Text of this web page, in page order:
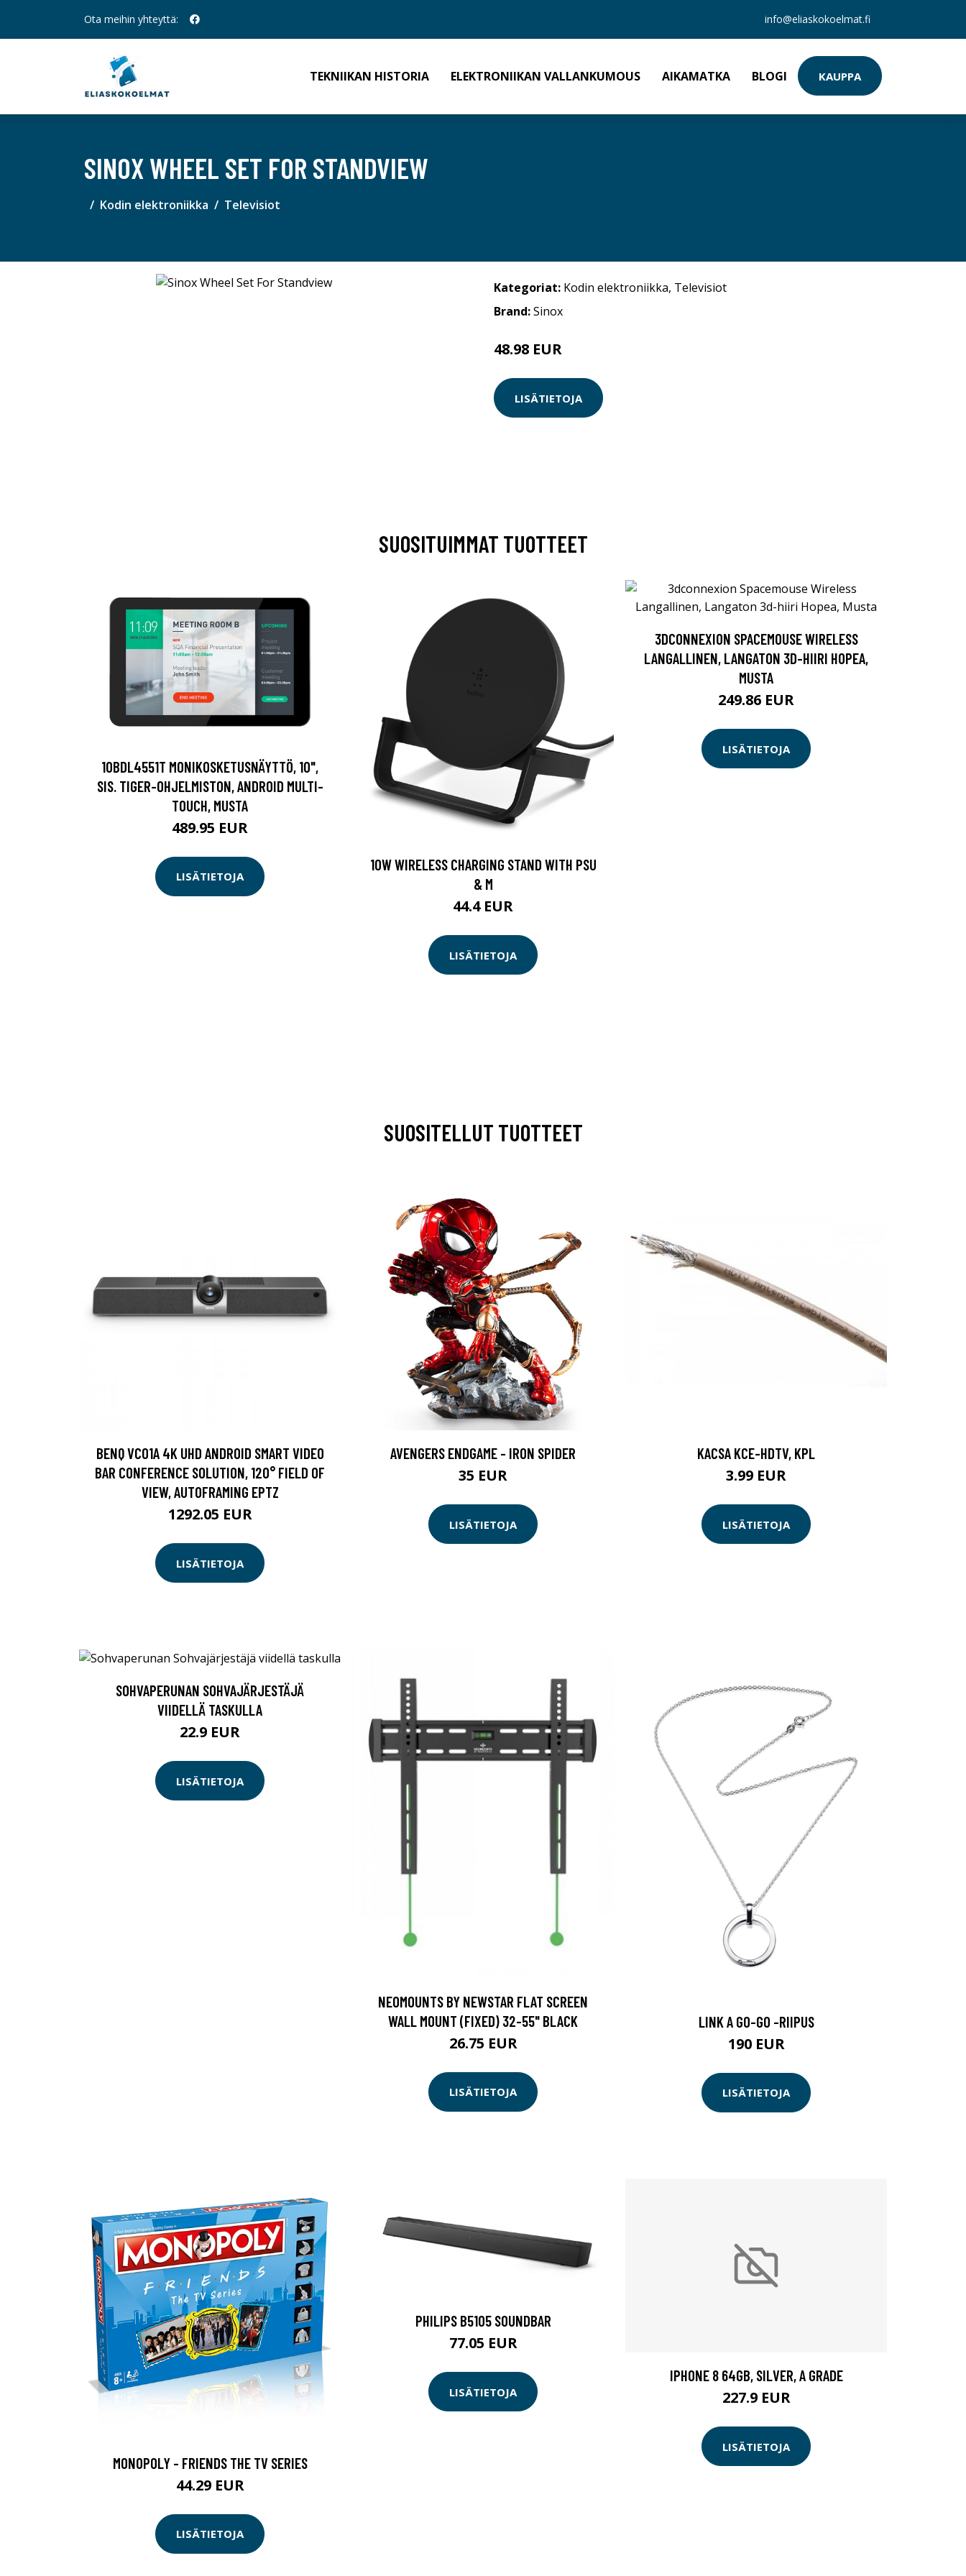
Ota meihin yhteyttä: info@eliaskokoelmat.fi
TEKNIIKAN HISTORIA ELEKTRONIIKAN VALLANKUMOUS AIKAMATKA BLOGI KAUPPA
SINOX WHEEL SET FOR STANDVIEW
Kodin elektroniikka Televisiot
Kategoriat: Kodin elektroniikka, Televisiot
Brand:Sinox
48.98 EUR
LISÄTIETOJA
SUOSITUIMMAT TUOTTEET
10BDL4551T MONIKOSKETUSNÄYTTÖ, 10",
SIS. TIGER-OHJELMISTON, ANDROID MULTI-
TOUCH, MUSTA
489.95 EUR
LISÄTIETOJA
10W WIRELESS CHARGING STAND WITH PSU
& M
44.4 EUR
LISÄTIETOJA
3DCONNEXION SPACEMOUSE WIRELESS
LANGALLINEN, LANGATON 3D-HIIRI HOPEA,
MUSTA
249.86 EUR
LISÄTIETOJA
SUOSITELLUT TUOTTEET
BENQ VC01A 4K UHD ANDROID SMART VIDEO
BAR CONFERENCE SOLUTION, 120° FIELD OF
VIEW, AUTOFRAMING EPTZ
1292.05 EUR
LISÄTIETOJA
AVENGERS ENDGAME - IRON SPIDER
35 EUR
LISÄTIETOJA
KACSA KCE-HDTV, KPL
3.99 EUR
LISÄTIETOJA
SOHVAPERUNAN SOHVAJÄRJESTÄJÄ
VIIDELLÄ TASKULLA
22.9 EUR
LISÄTIETOJA
NEOMOUNTS BY NEWSTAR FLAT SCREEN
WALL MOUNT (FIXED) 32-55" BLACK
26.75 EUR
LISÄTIETOJA
LINK A GO-GO -RIIPUS
190 EUR
LISÄTIETOJA
MONOPOLY - FRIENDS THE TV SERIES
44.29 EUR
LISÄTIETOJA
PHILIPS B5105 SOUNDBAR
77.05 EUR
LISÄTIETOJA
IPHONE 8 64GB, SILVER, A GRADE
227.9 EUR
LISÄTIETOJA